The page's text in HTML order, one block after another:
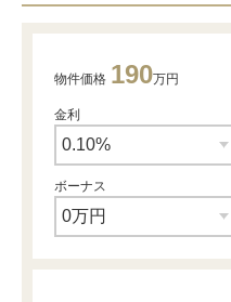
物件価格 190万円
金利
ボーナス